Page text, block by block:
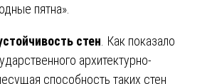
пятна».
стен . Как показало
архитектурно-
способность таких стен